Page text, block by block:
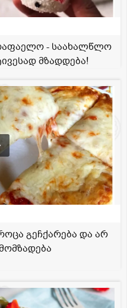
- საახალწლო
მზადდება!
გეჩქარება და არ